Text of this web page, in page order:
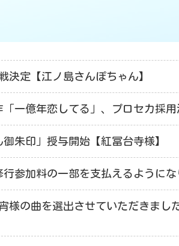
決定【江ノ島さんぽちゃん】
「一億年恋してる」、プロセカ採用
朱印」授与開始【紅冨台寺様】
参加料の一部を支払えるようにな
宵様の曲を選出させていただきま